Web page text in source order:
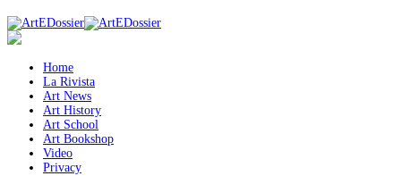
Home
La Rivista
Art News
Art History
Art School
Art Bookshop
Video
Privacy